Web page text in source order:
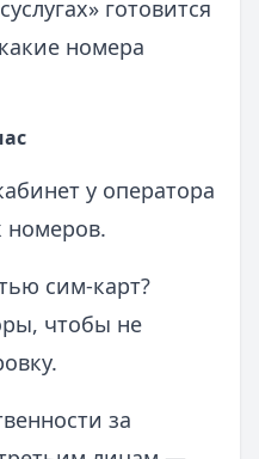
готовится
номера
у оператора
номеров.
сим‑карт?
чтобы не
за